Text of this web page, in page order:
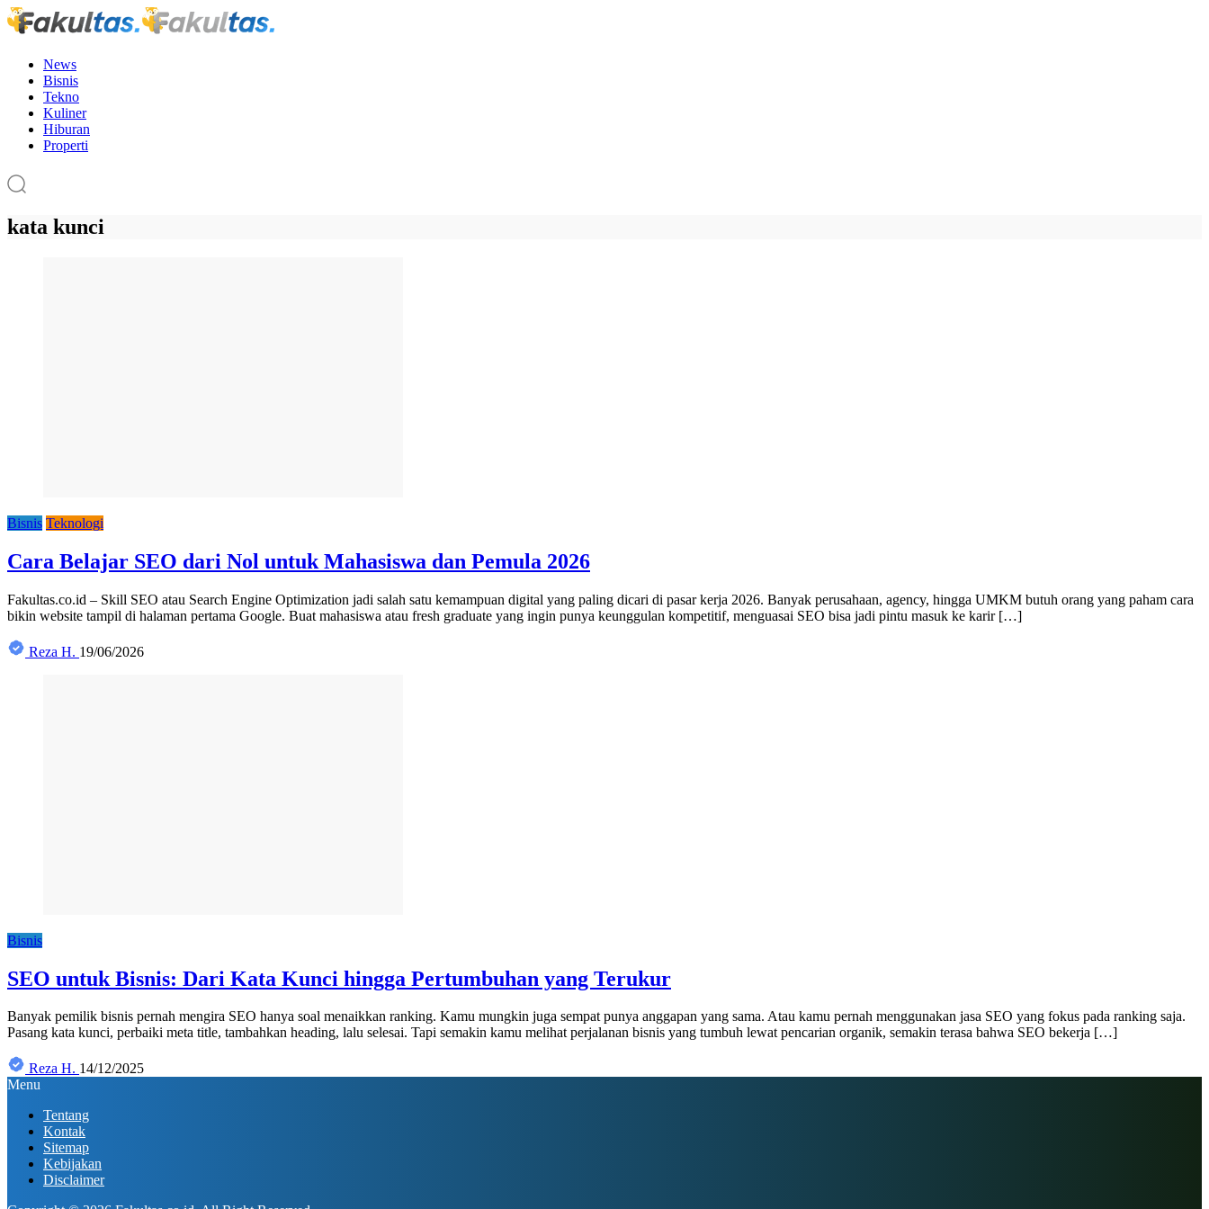
News
Bisnis
Tekno
Kuliner
Hiburan
Properti
kata kunci
Bisnis Teknologi
Cara Belajar SEO dari Nol untuk Mahasiswa dan Pemula 2026
Fakultas.co.id – Skill SEO atau Search Engine Optimization jadi salah satu kemampuan digital yang paling dicari di pasar kerja 2026. Banyak perusahaan, agency, hingga UMKM butuh orang yang paham cara
bikin website tampil di halaman pertama Google. Buat mahasiswa atau fresh graduate yang ingin punya keunggulan kompetitif, menguasai SEO bisa jadi pintu masuk ke karir […]
Reza H. 19/06/2026
Bisnis
SEO untuk Bisnis: Dari Kata Kunci hingga Pertumbuhan yang Terukur
Banyak pemilik bisnis pernah mengira SEO hanya soal menaikkan ranking. Kamu mungkin juga sempat punya anggapan yang sama. Atau kamu pernah menggunakan jasa SEO yang fokus pada ranking saja.
Pasang kata kunci, perbaiki meta title, tambahkan heading, lalu selesai. Tapi semakin kamu melihat perjalanan bisnis yang tumbuh lewat pencarian organik, semakin terasa bahwa SEO bekerja […]
Reza H. 14/12/2025
Menu
Tentang
Kontak
Sitemap
Kebijakan
Disclaimer